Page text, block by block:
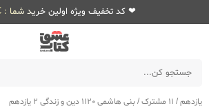
❤ کد تخفیف ویژه اولین خرید شما : KLC ❤
یازدهم/ 11 مشترک /بنی هاشمی 1120 دین و زندگی 2 یازدهم